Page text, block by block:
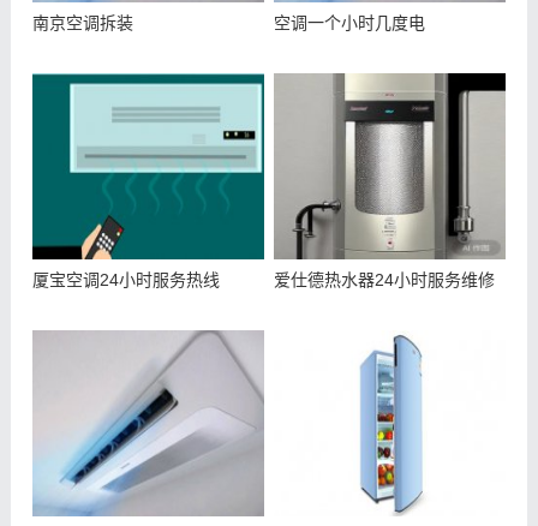
南京空调拆装 空调一个小时几度电
厦宝空调24小时服务热线 爱仕德热水器24小时服务维修